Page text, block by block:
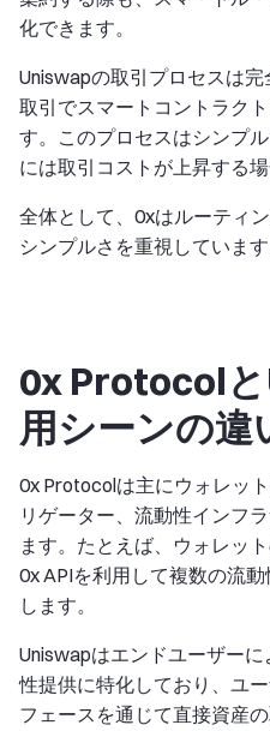
化できます。
Uniswapの取引プロセスは
取引でスマートコントラク
す。このプロセスはシンプ
には取引コストが上昇する場
全体として、0xはルーティ
シンプルさを重視しています
0x Protocol
用シーンの違
0x Protocolは主にウォレッ
リゲーター、流動性インフ
ます。たとえば、ウォレッ
0x APIを利用して複数の流
します。
Uniswapはエンドユーザー
性提供に特化しており、ユ
フェースを通じて直接資産